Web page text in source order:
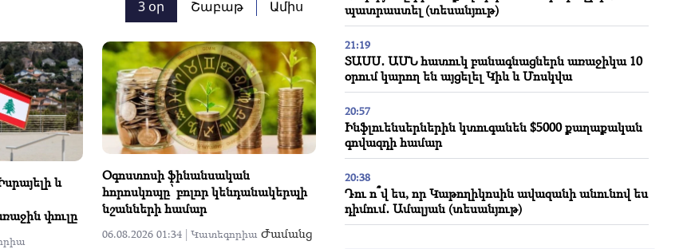
3 օր Շաբաթ Ամիս
և
փուլը
Օգոստոսի ֆինանսական
հորոսկոպը՝ բոլոր կենդանակերպի
նշանների համար
06.08.2026 01:34 | ԿատեգորիաԺամանց
պատրաստել (տեսանյութ)
21:19
ՏԱՍՍ․ ԱՄՆ հատուկ բանագնացներն առաջիկա 10
օրում կարող են այցելել Կիև և Մոսկվա
20:57
Ինֆլուենսերներին կտուգանեն $5000 քաղաքական
գովազդի համար
20:38
Դու ո՞վ ես, որ Կաթողիկոսին ավազանի անունով ես
դիմում․ Ամալյան (տեսանյութ)